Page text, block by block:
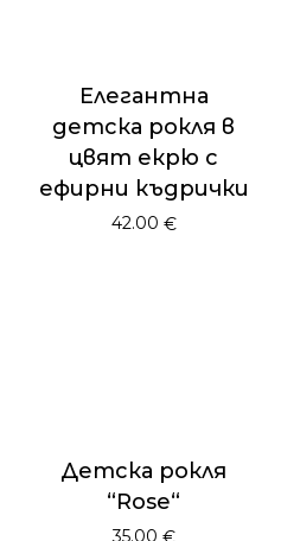
Елегантна
детска рокля в
цвят екрю с
ефирни къдрички
42.00 €
Детска рокля
“Rose“
35.00